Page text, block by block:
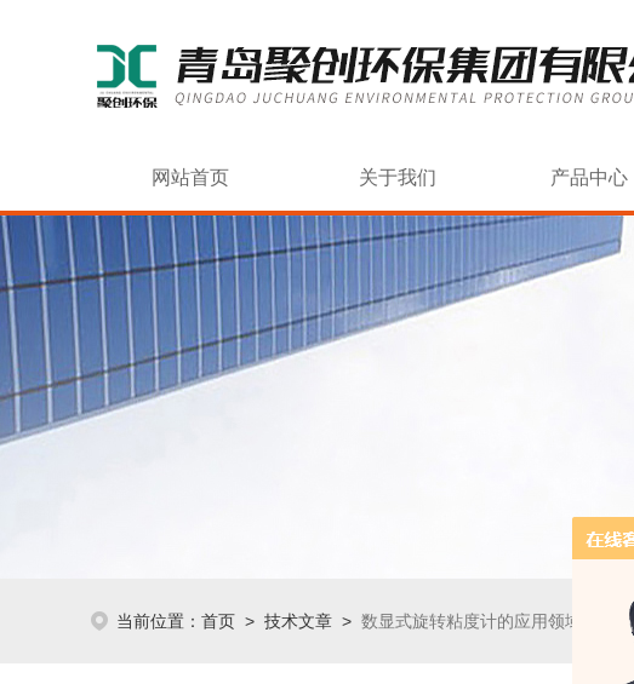
网站首页 关于我们 产品中心
当前位置： 首页 > 技术文章 > 数显式旋转粘度计的应用领域及重